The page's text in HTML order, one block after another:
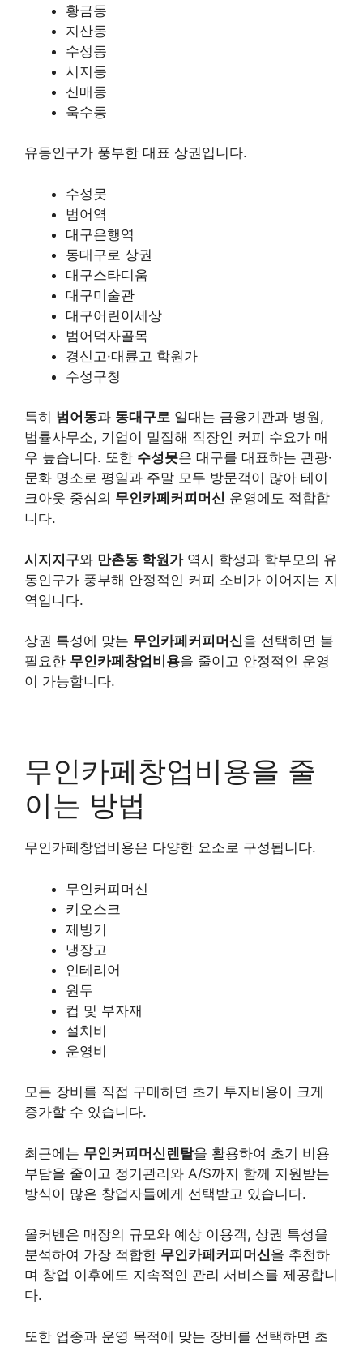
황금동
지산동
수성동
시지동
신매동
욱수동
유동인구가 풍부한 대표 상권입니다.
수성못
범어역
대구은행역
동대구로 상권
대구스타디움
대구미술관
대구어린이세상
범어먹자골목
경신고·대륜고 학원가
수성구청
특히 범어동과 동대구로 일대는 금융기관과 병원,
법률사무소, 기업이 밀집해 직장인 커피 수요가 매
우 높습니다. 또한 수성못은 대구를 대표하는 관광·
문화 명소로 평일과 주말 모두 방문객이 많아 테이
크아웃 중심의 무인카페커피머신 운영에도 적합합
니다.
시지지구와 만촌동 학원가역시 학생과 학부모의 유
동인구가 풍부해 안정적인 커피 소비가 이어지는 지
역입니다.
상권 특성에 맞는 무인카페커피머신을 선택하면 불
필요한 무인카페창업비용을 줄이고 안정적인 운영
이 가능합니다.
무인카페창업비용을 줄
이는 방법
무인카페창업비용은 다양한 요소로 구성됩니다.
무인커피머신
키오스크
제빙기
냉장고
인테리어
원두
컵 및 부자재
설치비
운영비
모든 장비를 직접 구매하면 초기 투자비용이 크게
증가할 수 있습니다.
최근에는 무인커피머신렌탈을 활용하여 초기 비용
부담을 줄이고 정기관리와 A/S까지 함께 지원받는
방식이 많은 창업자들에게 선택받고 있습니다.
올커벤은 매장의 규모와 예상 이용객, 상권 특성을
분석하여 가장 적합한 무인카페커피머신을 추천하
며 창업 이후에도 지속적인 관리 서비스를 제공합니
다.
또한 업종과 운영 목적에 맞는 장비를 선택하면 초